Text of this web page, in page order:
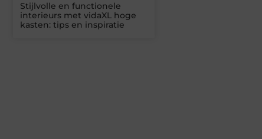
Stijlvolle en functionele
interieurs met vidaXL hoge
kasten: tips en inspiratie